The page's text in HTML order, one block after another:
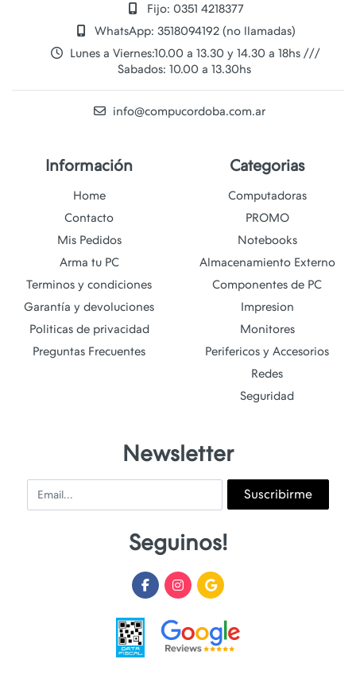
Fijo: 0351 4218377
WhatsApp: 3518094192 (no llamadas)
Lunes a Viernes:10.00 a 13.30 y 14.30 a 18hs ///
Sabados: 10.00 a 13.30hs
info@compucordoba.com.ar
Información
Home
Contacto
Mis Pedidos
Arma tu PC
Terminos y condiciones
Garantía y devoluciones
Politicas de privacidad
Preguntas Frecuentes
Categorias
Computadoras
PROMO
Notebooks
Almacenamiento Externo
Componentes de PC
Impresion
Monitores
Perifericos y Accesorios
Redes
Seguridad
Newsletter
Email Suscribirme
Seguinos!